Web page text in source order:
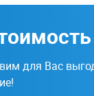
для Вас